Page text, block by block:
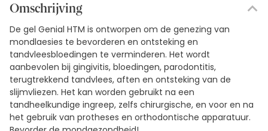
Omschrijving
De gel Genial HTM is ontworpen om de genezing van
mondlaesies te bevorderen en ontsteking en
tandvleesbloedingen te verminderen. Het wordt
aanbevolen bij gingivitis, bloedingen, parodontitis,
terugtrekkend tandvlees, aften en ontsteking van de
slijmvliezen. Het kan worden gebruikt na een
tandheelkundige ingreep, zelfs chirurgische, en voor en na
het gebruik van protheses en orthodontische apparatuur.